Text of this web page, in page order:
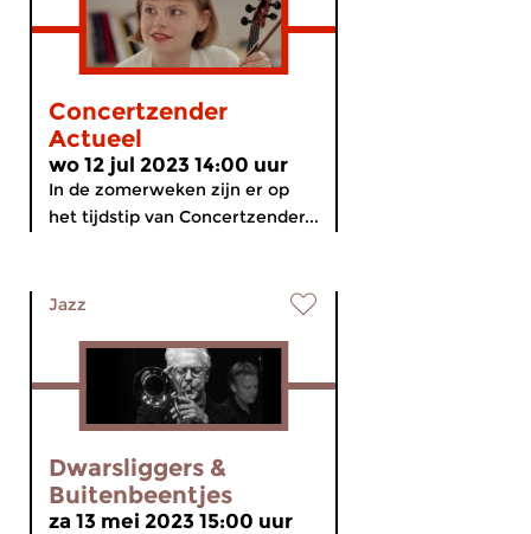
Concertzender
Actueel
wo 12 jul 2023 14:00 uur
In de zomerweken zijn er op
het tijdstip van Concertzender...
Jazz
Dwarsliggers &
Buitenbeentjes
za 13 mei 2023 15:00 uur